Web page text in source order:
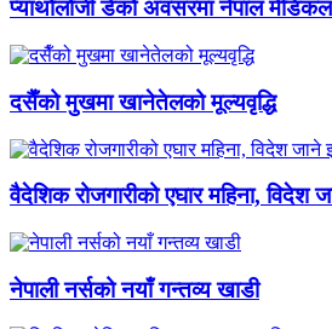
प्याथोलोजी डेको अवसरमा नेपाल
दसैँको मुखमा खानेतेलको मूल्यवृद्धि
वैदेशिक रोजगारीको एघार महिना,
नेपाली नर्सको नयाँ गन्तव्य खाडी